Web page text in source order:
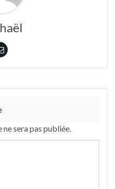
sera pas publiée.